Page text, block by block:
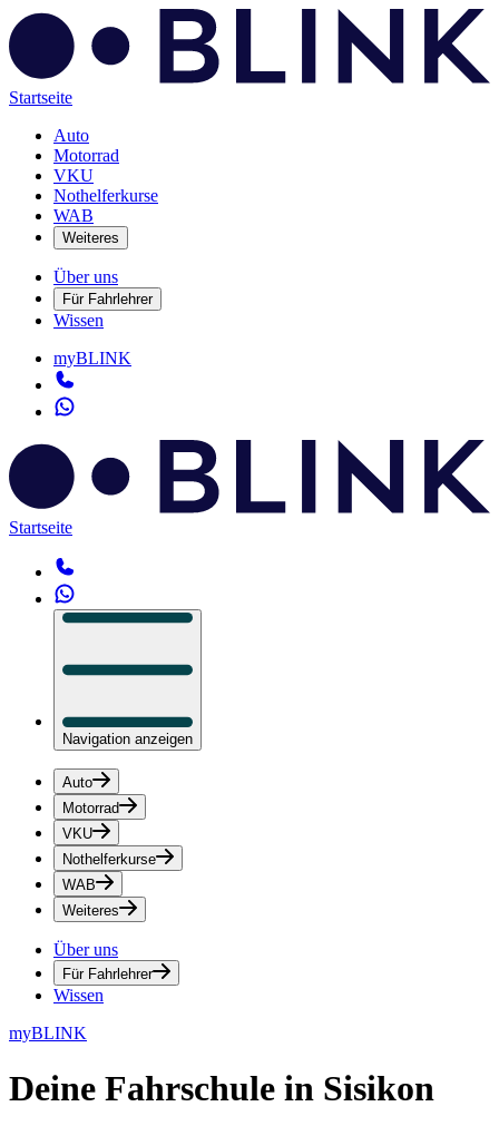
Startseite
Auto
Motorrad
VKU
Nothelferkurse
WAB
Weiteres
Über uns
Für Fahrlehrer
Wissen
myBLINK
Startseite
Navigation anzeigen
Auto
Motorrad
VKU
Nothelferkurse
WAB
Weiteres
Über uns
Für Fahrlehrer
Wissen
myBLINK
Deine Fahrschule in Sisikon